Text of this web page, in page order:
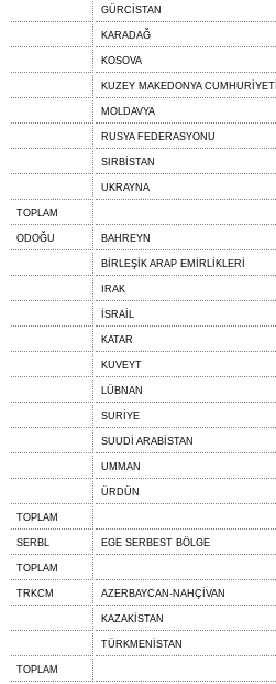
GÜRCİSTAN
KARADAĞ
KOSOVA
KUZEY MAKEDONYA CUMHURİYETİ
MOLDAVYA
RUSYA FEDERASYONU
SIRBİSTAN
UKRAYNA
TOPLAM
ODOĞU BAHREYN
BİRLEŞİK ARAP EMİRLİKLERİ
IRAK
İSRAİL
KATAR
KUVEYT
LÜBNAN
SURİYE
SUUDİ ARABİSTAN
UMMAN
ÜRDÜN
TOPLAM
SERBL EGE SERBEST BÖLGE
TOPLAM
TRKCM AZERBAYCAN-NAHÇİVAN
KAZAKİSTAN
TÜRKMENİSTAN
TOPLAM